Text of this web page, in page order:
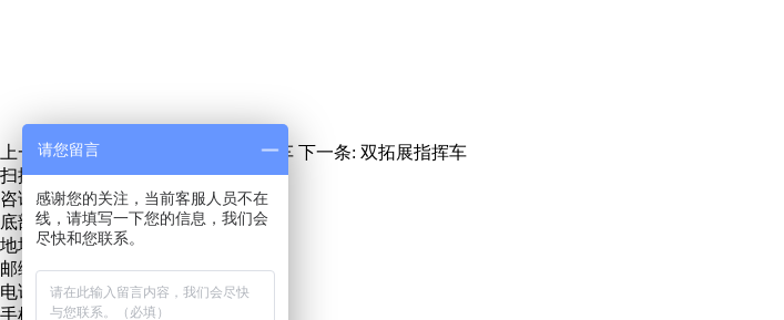
上一条:进口福特F150皮卡通信指挥车 下一条: 双拓展指挥车
扫描关注微信服务号
咨询热线：13271219889
底部地址地图
地址：青岛市城阳区招商LAVIE公社
邮编：266000
电话：0532 - 55717686
手机：15898810000
请您留言
感谢您的关注，当前客服人员不在
线，请填写一下您的信息，我们会
尽快和您联系。